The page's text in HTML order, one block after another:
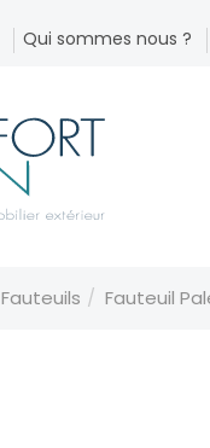
Qui sommes nous ?
Fauteuils Fauteuil